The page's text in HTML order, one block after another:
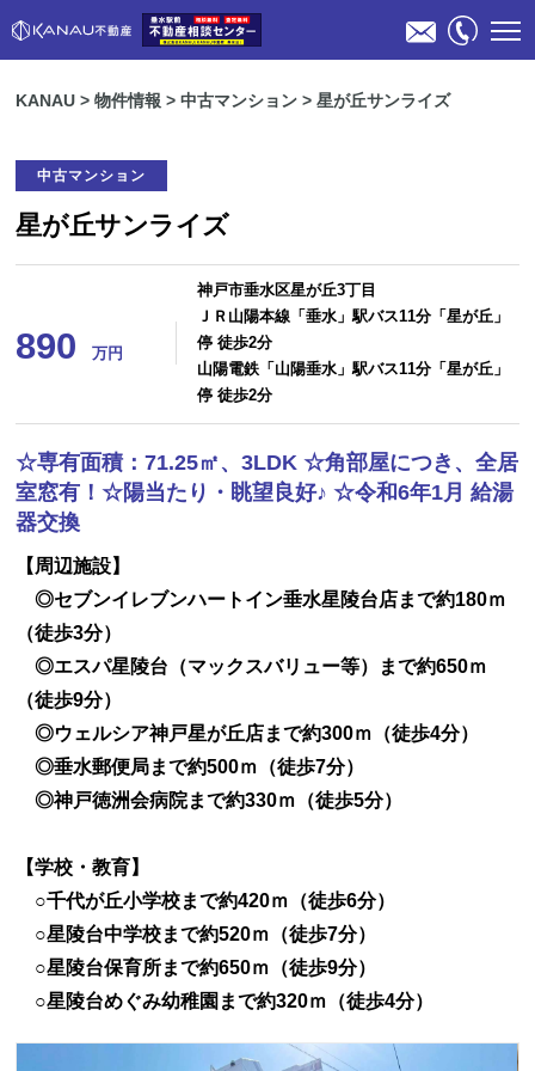
不動産売却のご相談
会社概要
お知らせ
お問い合わせ
KANAU >物件情報 >中古マンション >星が丘サンライズ
中古マンション
星が丘サンライズ
890 万円
神戸市垂水区星が丘3丁目
ＪＲ山陽本線「垂水」駅バス11分「星が丘」
停 徒歩2分
山陽電鉄「山陽垂水」駅バス11分「星が丘」
停 徒歩2分
☆専有面積：71.25㎡、3LDK ☆角部屋につき、全居
室窓有！☆陽当たり・眺望良好♪ ☆令和6年1月 給湯
器交換
【周辺施設】
◎セブンイレブンハートイン垂水星陵台店まで約180ｍ
（徒歩3分）
◎エスパ星陵台（マックスバリュー等）まで約650ｍ
（徒歩9分）
◎ウェルシア神戸星が丘店まで約300ｍ（徒歩4分）
◎垂水郵便局まで約500ｍ（徒歩7分）
◎神戸徳洲会病院まで約330ｍ（徒歩5分）
【学校・教育】
○千代が丘小学校まで約420ｍ（徒歩6分）
○星陵台中学校まで約520ｍ（徒歩7分）
○星陵台保育所まで約650ｍ（徒歩9分）
○星陵台めぐみ幼稚園まで約320ｍ（徒歩4分）